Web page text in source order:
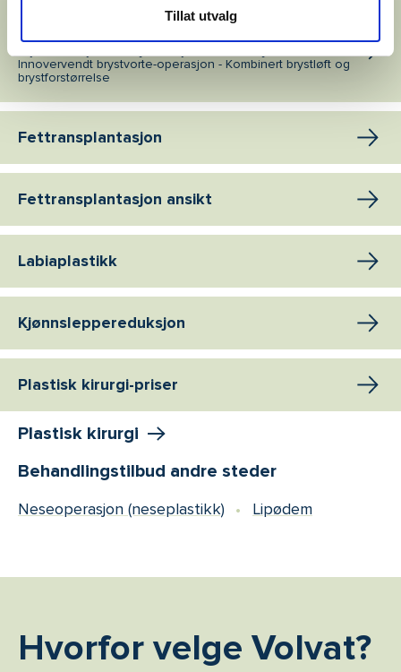
Tillat utvalg
Innovervendt brystvorte-operasjon - Kombinert brystløft og
brystforstørrelse
Fettransplantasjon
Fettransplantasjon ansikt
Labiaplastikk
Kjønnsleppereduksjon
Plastisk kirurgi-priser
Plastisk kirurgi
Behandlingstilbud andre steder
Neseoperasjon (neseplastikk) Lipødem
Hvorfor velge Volvat?